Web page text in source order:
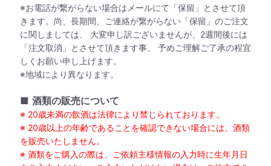
※お電話が繋がらない場合はメールにて「保留」とさせて頂
きます。尚、長期間、ご連絡が繋がらない「保留」のご注文
に関しましては、 大変申し訳ございませんが、2週間後には
「注文取消」とさせて頂きます事、 予めご理解ご了承の程宜
しくお願い申し上げます。
※地域により異なります。
■ 酒類の販売について
※ 20歳未満の飲酒は法律により禁じられております。
※ 20歳以上の年齢であることを確認できない場合には、酒類
を販売いたしません。
※ 酒類をご購入の際は、ご依頼主様情報の入力時に生年月日